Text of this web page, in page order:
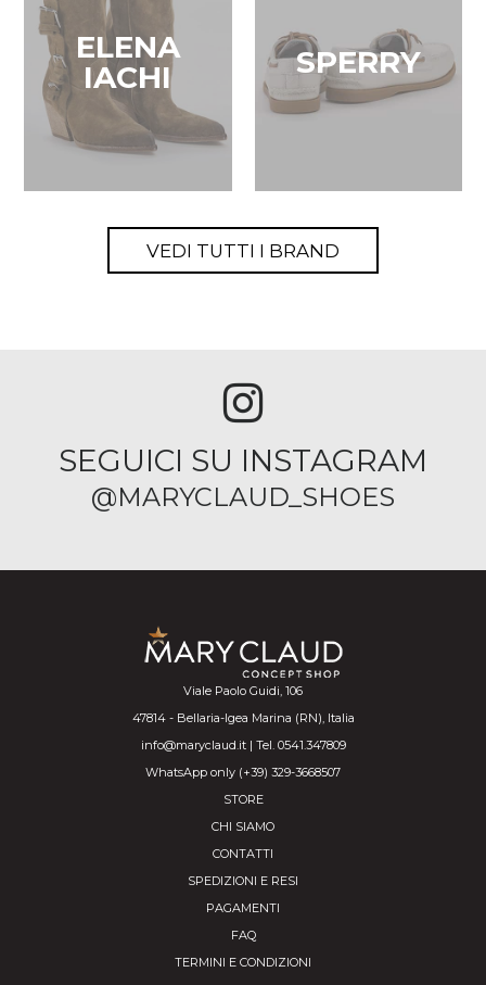
ELENA
IACHI
SPERRY
VEDI TUTTI I BRAND
SEGUICI SU INSTAGRAM
@MARYCLAUD_SHOES
Viale Paolo Guidi, 106
47814 - Bellaria-Igea Marina (RN), Italia
info@maryclaud.it | Tel. 0541.347809
WhatsApp only (+39) 329-3668507
STORE
CHI SIAMO
CONTATTI
SPEDIZIONI E RESI
PAGAMENTI
FAQ
TERMINI E CONDIZIONI